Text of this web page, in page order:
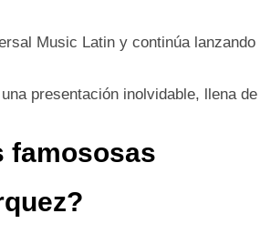
Music Latin y continúa lanzando
presentación inolvidable, llena de
famososas